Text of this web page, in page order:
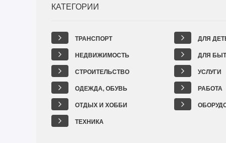
КАТЕГОРИИ
ТРАНСПОРТ
НЕДВИЖИМОСТЬ
СТРОИТЕЛЬСТВО
ОДЕЖДА, ОБУВЬ
ОТДЫХ И ХОББИ
ТЕХНИКА
ДЛЯ
ДЛЯ
УСЛУГИ
РАБОТА